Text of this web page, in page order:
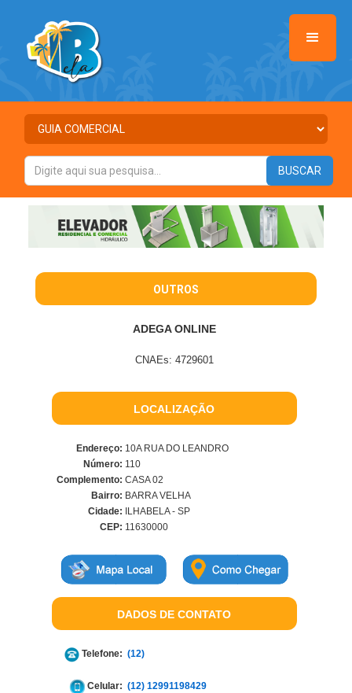
OUTROS
ADEGA ONLINE
CNAEs: 4729601
LOCALIZAÇÃO
Endereço: 10A RUA DO LEANDRO
Número: 110
Complemento: CASA 02
Bairro: BARRA VELHA
Cidade:
ILHABELA - SP
CEP: 11630000
DADOS DE CONTATO
Telefone: (12)
Celular: (12) 12991198429